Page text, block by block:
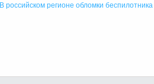
В российском регионе обломки